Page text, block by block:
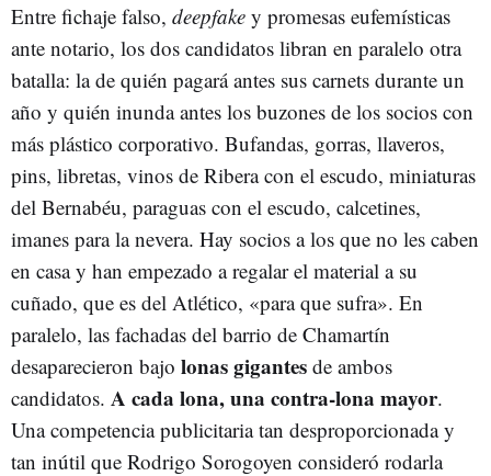
Entre fichaje falso, deepfake y promesas eufemísticas
ante notario, los dos candidatos libran en paralelo otra
batalla: la de quién pagará antes sus carnets durante un
año y quién inunda antes los buzones de los socios con
más plástico corporativo. Bufandas, gorras, llaveros,
pins, libretas, vinos de Ribera con el escudo, miniaturas
del Bernabéu, paraguas con el escudo, calcetines,
imanes para la nevera. Hay socios a los que no les caben
en casa y han empezado a regalar el material a su
cuñado, que es del Atlético, «para que sufra». En
paralelo, las fachadas del barrio de Chamartín
desaparecieron bajo lonas gigantes de ambos
candidatos. A cada lona, una contra-lona mayor.
Una competencia publicitaria tan desproporcionada y
tan inútil que Rodrigo Sorogoyen consideró rodarla